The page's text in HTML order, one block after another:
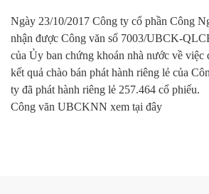
Ngày 23/10/2017 Công ty cổ phần Công
nhận được Công văn số 7003/UBCK-
của Ủy ban chứng khoán nhà nước về việc
kết quả chào bán phát hành riêng lẻ của
ty đã phát hành riêng lẻ 257.464 cổ phiếu.
Công văn UBCKNN xem tại đây